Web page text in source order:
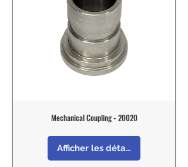
Mechanical Coupling - 20020
Afficher les détails